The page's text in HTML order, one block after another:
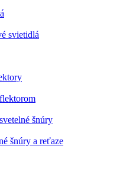
svietidlá
šnúry
šnúry a reťaze